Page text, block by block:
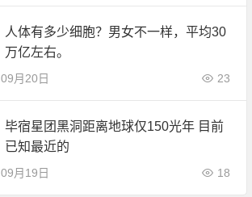
人体有多少细胞？男女不一样，平均30
万亿左右。
09月20日 23
毕宿星团黑洞距离地球仅150光年 目前
已知最近的
09月19日 18